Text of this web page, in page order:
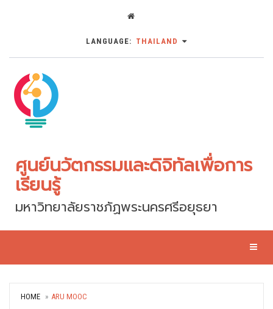
LANGUAGE: THAILAND
ศูนย์นวัตกรรมและดิจิทัลเพื่อการ
เรียนรู้
มหาวิทยาลัยราชภัฏพระนครศรีอยุธยา
HOME ARU MOOC